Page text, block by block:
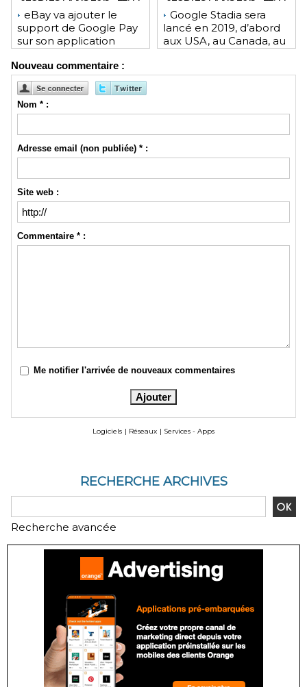
eBay va ajouter le
support de Google Pay
sur son application
Google Stadia sera
lancé en 2019, d’abord
aux USA, au Canada, au
Nouveau commentaire :
Nom * :
Adresse email (non publiée) * :
Site web :
Commentaire * :
Me notifier l'arrivée de nouveaux commentaires
Logiciels | Réseaux | Services - Apps
RECHERCHE ARCHIVES
Recherche avancée